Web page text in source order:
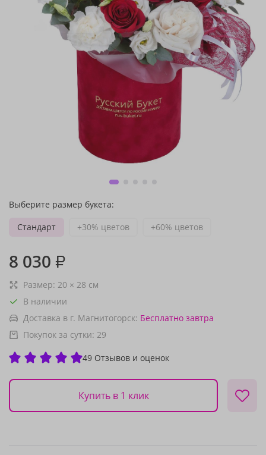
Выберите размер букета:
Стандарт
+30% цветов +60% цветов
8 030 ₽
Размер: 20 × 28 см
В наличии
Доставка в г. Магнитогорск: Бесплатно завтра
Покупок за сутки: 29
49 Отзывов и оценок
Купить в 1 клик